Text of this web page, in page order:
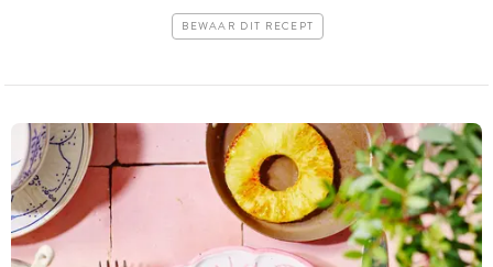
BEWAAR DIT RECEPT